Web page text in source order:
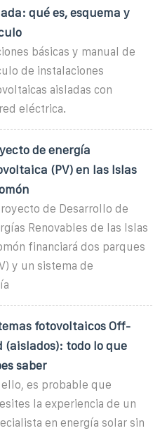
qué es, esquema y
básicas y manual de
de instalaciones
aisladas con
eléctrica.
de energía
(PV) en las Islas
de Desarrollo de
Renovables de las Islas
financiará dos parques
y un sistema de
fotovoltaicos Off-
(aislados): todo lo que
saber
ello, es probable que
la experiencia de un
en energía solar sin